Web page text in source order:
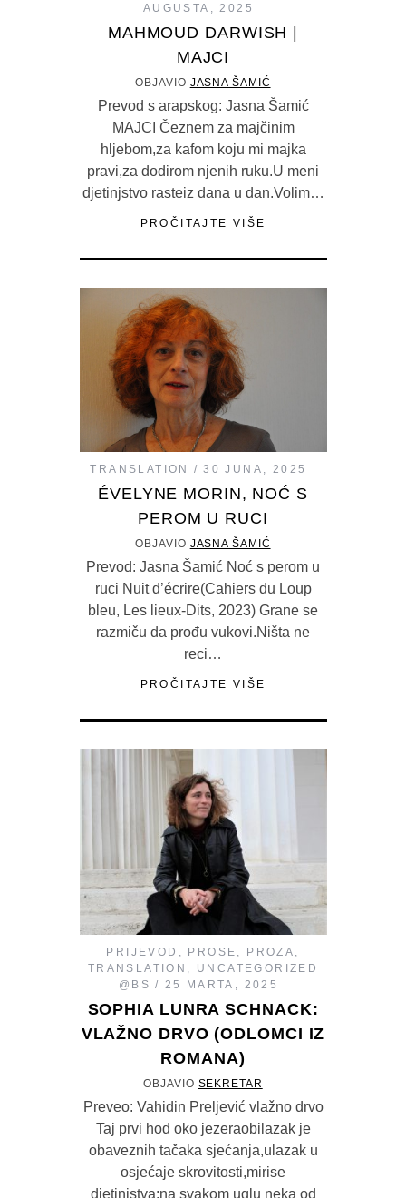
AUGUSTA, 2025
MAHMOUD DARWISH |
MAJCI
OBJAVIO JASNA ŠAMIĆ
Prevod s arapskog: Jasna Šamić
MAJCI Čeznem za majčinim
hljebom,za kafom koju mi majka
pravi,za dodirom njenih ruku.U meni
djetinjstvo rasteiz dana u dan.Volim…
PROČITAJTE VIŠE
TRANSLATION 30 JUNA, 2025
ÉVELYNE MORIN, NOĆ S
PEROM U RUCI
OBJAVIO JASNA ŠAMIĆ
Prevod: Jasna Šamić Noć s perom u
ruci Nuit d’écrire(Cahiers du Loup
bleu, Les lieux-Dits, 2023) Grane se
razmiču da prođu vukovi.Ništa ne
reci…
PROČITAJTE VIŠE
PRIJEVOD , PROSE , PROZA ,
TRANSLATION , UNCATEGORIZED
@BS
25 MARTA, 2025
SOPHIA LUNRA SCHNACK:
VLAŽNO DRVO (ODLOMCI IZ
ROMANA)
OBJAVIO SEKRETAR
Preveo: Vahidin Preljević vlažno drvo
Taj prvi hod oko jezeraobilazak je
obaveznih tačaka sjećanja,ulazak u
osjećaje skrovitosti,mirise
djetinjstva:na svakom uglu neka od